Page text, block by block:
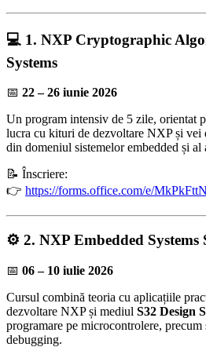
💻 1. NXP Cryptographic
Systems
📅 22 – 26 iunie 2026
Un program intensiv de 5 zile, orientat
lucra cu kituri de dezvoltare NXP și vei
din domeniul sistemelor embedded și
📝 Înscriere:
👉 https://forms.office.com/e/
⚙️ 2. NXP Embedded Systems
📅 06 – 10 iulie 2026
Cursul combină teoria cu aplicațiile
dezvoltare NXP și mediul S32 Design
programare pe microcontrolere, precum
debugging.